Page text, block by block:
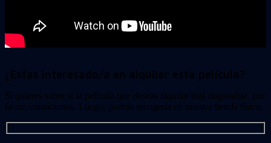
¿Estas interesado/a en alquilar esta película?
Si quieres saber si la película que deseas alquilar está disponible, por
favor, contáctanos. Luego, podrás recogerla en nuestra tienda física.